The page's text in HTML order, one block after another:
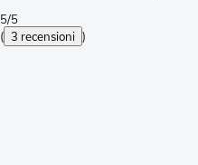
5/5
( 3 recensioni )